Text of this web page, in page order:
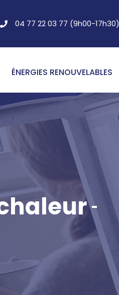
04 77 22 03 77 (9h00-17h30)
ÉNERGIES RENOUVELABLES